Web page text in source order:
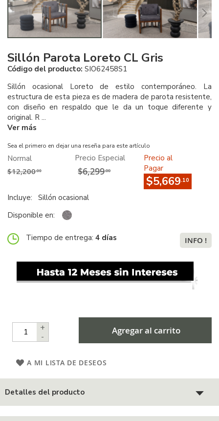
Sillón Parota Loreto CL Gris
Código del producto: SIO62458S1
Sillón ocasional Loreto de estilo contemporáneo. La
estructura de esta pieza es de madera de parota resistente,
con diseño en respaldo que le da un toque diferente y
original. R ...
Ver más
Sea el primero en dejar una reseña para este artículo
Normal
$12,200.00
Precio Especial
$6,299.00
Precio al
Pagar
$5,669.10
Incluye:
Sillón ocasional
Disponible en:
Tiempo de entrega: 4 días INFO !
+
-
Agregar al carrito
A MI LISTA DE DESEOS
Detalles del producto